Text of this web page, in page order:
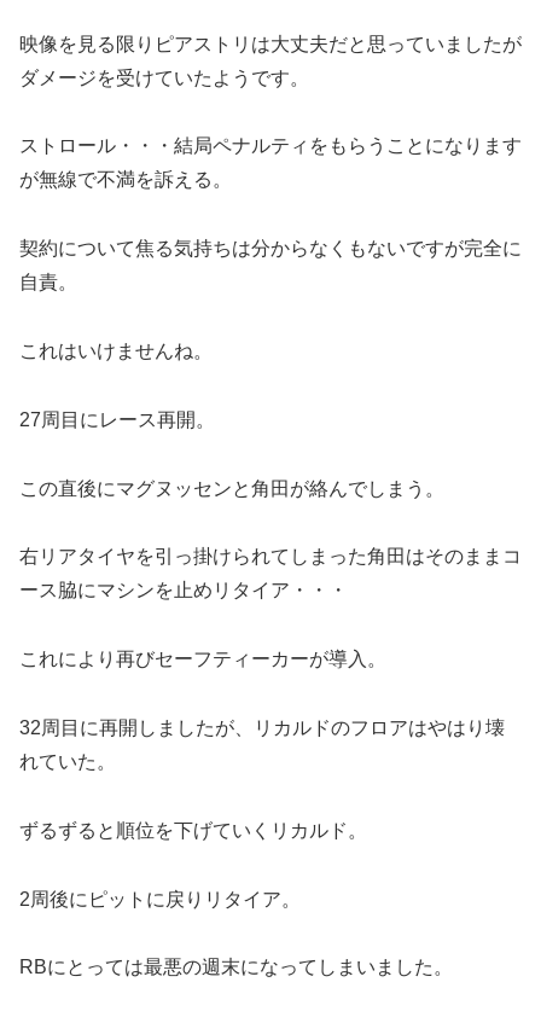
映像を見る限りピアストリは大丈夫だと思っていましたが
ダメージを受けていたようです。
ストロール・・・結局ペナルティをもらうことになります
が無線で不満を訴える。
契約について焦る気持ちは分からなくもないですが完全に
自責。
これはいけませんね。
27周目にレース再開。
この直後にマグヌッセンと角田が絡んでしまう。
右リアタイヤを引っ掛けられてしまった角田はそのままコ
ース脇にマシンを止めリタイア・・・
これにより再びセーフティーカーが導入。
32周目に再開しましたが、リカルドのフロアはやはり壊
れていた。
ずるずると順位を下げていくリカルド。
2周後にピットに戻りリタイア。
RBにとっては最悪の週末になってしまいました。